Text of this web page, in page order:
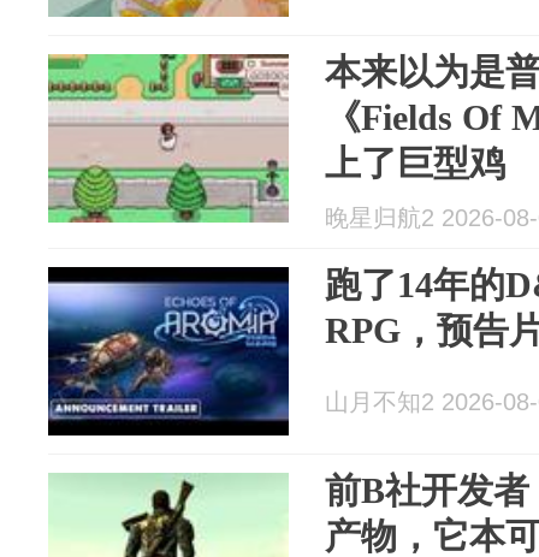
本来以为是
《Fields Of
上了巨型鸡
晚星归航2 2026-
跑了14年的
RPG，预告
山月不知2 2026-
前B社开发
产物，它本